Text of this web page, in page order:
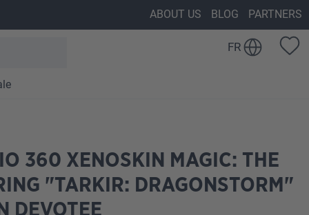
ABOUT US BLOG PARTNERS
FR
360 XENOSKIN MAGIC: THE
"TARKIR: DRAGONSTORM"
DEVOTEE